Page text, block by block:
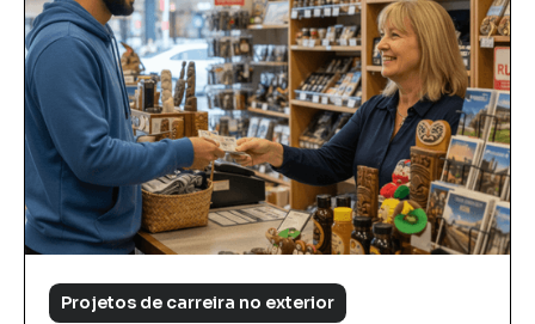
Projetos de carreira no exterior